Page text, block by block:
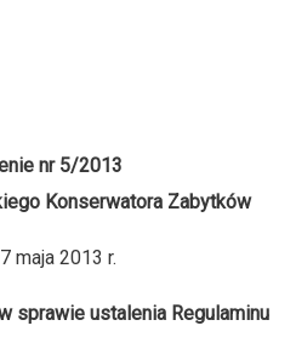
nr 5/2013
Konserwatora Zabytków
maja 2013 r.
sprawie ustalenia Regulaminu